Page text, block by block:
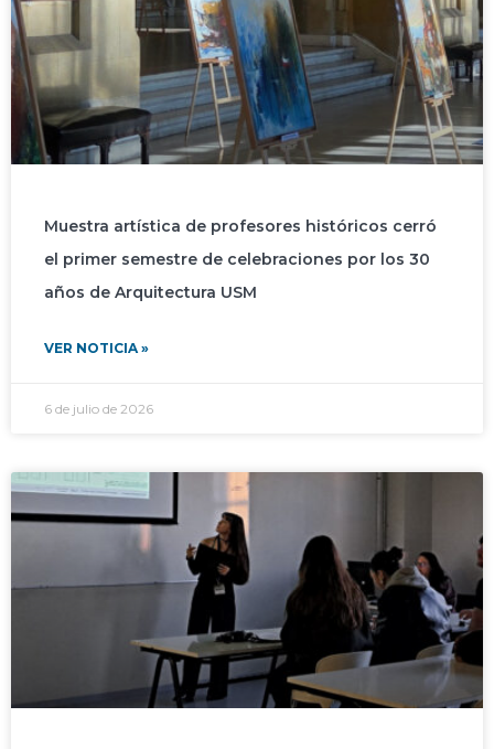
Muestra artística de profesores históricos cerró
el primer semestre de celebraciones por los 30
años de Arquitectura USM
VER NOTICIA »
6 de julio de 2026